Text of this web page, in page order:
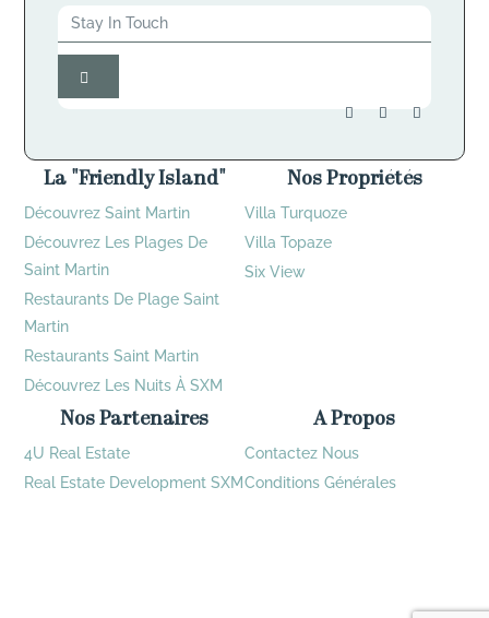
La "Friendly Island"
Découvrez Saint Martin
Découvrez Les Plages De
Saint Martin
Restaurants De Plage Saint
Martin
Restaurants Saint Martin
Découvrez Les Nuits À SXM
Nos Propriétés
Villa Turquoze
Villa Topaze
Six View
Nos Partenaires
4U Real Estate
Real Estate Development SXM
A Propos
Contactez Nous
Conditions Générales